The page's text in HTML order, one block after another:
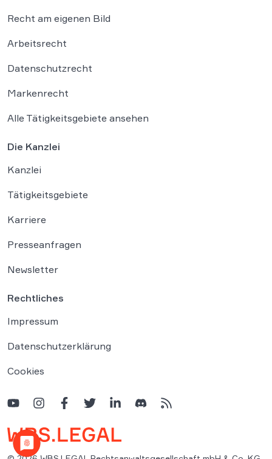
Recht am eigenen Bild
Arbeitsrecht
Datenschutzrecht
Markenrecht
Alle Tätigkeitsgebiete ansehen
Die Kanzlei
Kanzlei
Tätigkeitsgebiete
Karriere
Presseanfragen
Newsletter
Rechtliches
Impressum
Datenschutzerklärung
Cookies